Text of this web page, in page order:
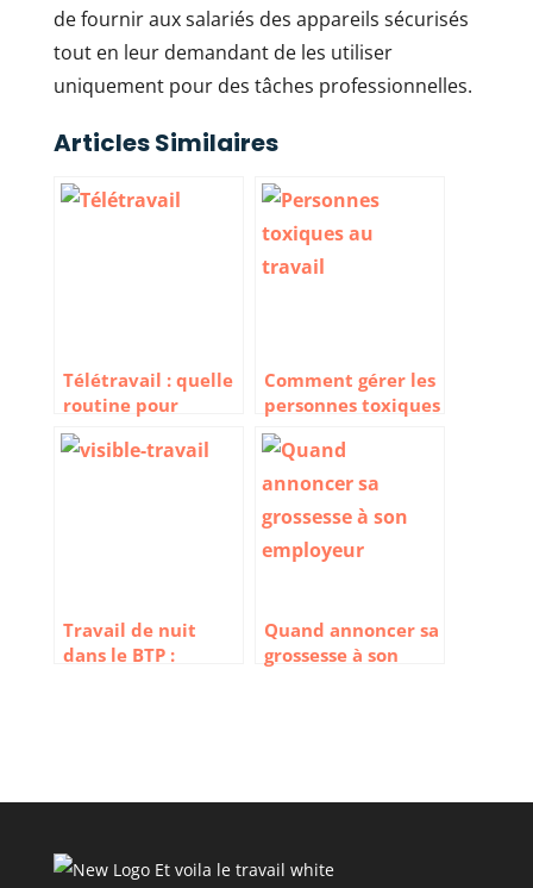
de fournir aux salariés des appareils sécurisés
tout en leur demandant de les utiliser
uniquement pour des tâches professionnelles.
Articles Similaires
Télétravail : quelle
routine pour
conserver son
énergie toute la
Comment gérer les
personnes toxiques
au travail
Travail de nuit
dans le BTP :
Quand annoncer sa
grossesse à son